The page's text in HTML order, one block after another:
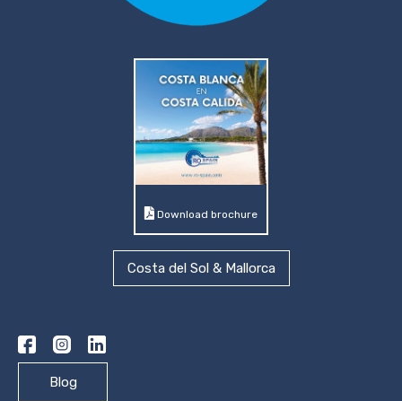
Download brochure
Costa del Sol & Mallorca
Blog